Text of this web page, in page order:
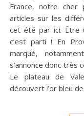
France, notre cher
articles sur les
cet été par ici. Être
c’est parti ! En
marqué,
s’annonce donc très
Le plateau de
découvert l’or bleu